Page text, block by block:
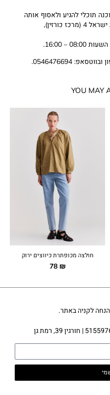
תוכלי להגיע ולאסוף אותה
מהסטודיו שלנו בכתובת תפוצות ישראל 4 (מרכז כורזין),
– 16:00.
0546476694.
חולצה מכופתרת כיווצים ירוק
78 ₪